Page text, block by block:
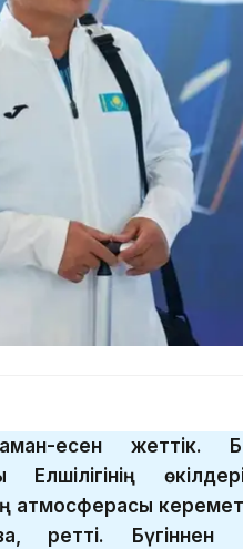
есен жеттік.
Елшілігінің
атмосферасы
ретті. Бүгіннен